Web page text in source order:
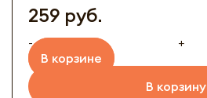
259 руб.
-
+
В корзине
В корзину